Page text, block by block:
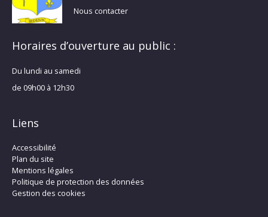
Nous contacter
Horaires d’ouverture au public :
Du lundi au samedi
de 09h00 à 12h30
Liens
Accessibilité
Plan du site
Mentions légales
Politique de protection des données
Gestion des cookies